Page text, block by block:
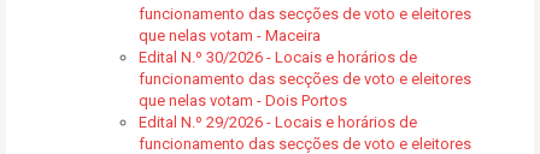
funcionamento das secções de voto e eleitores
que nelas votam - Maceira
Edital N.º 30/2026 - Locais e horários de
funcionamento das secções de voto e eleitores
que nelas votam - Dois Portos
Edital N.º 29/2026 - Locais e horários de
funcionamento das secções de voto e eleitores